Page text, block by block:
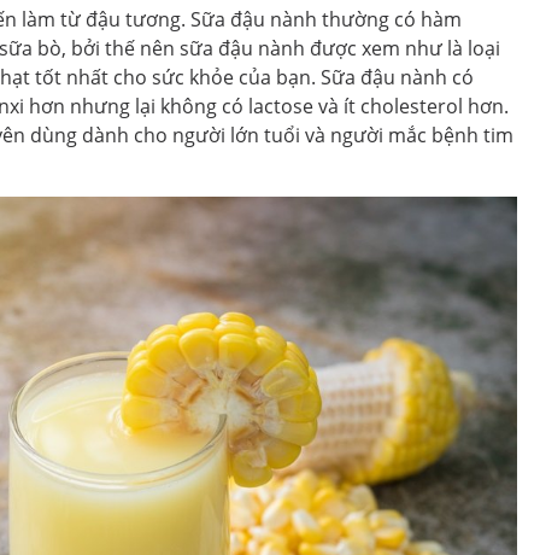
làm từ đậu tương. Sữa đậu nành thường có hàm
bò, bởi thế nên sữa đậu nành được xem như là loại
tốt nhất cho sức khỏe của bạn. Sữa đậu nành có
hơn nhưng lại không có lactose và ít cholesterol hơn.
dùng dành cho người lớn tuổi và người mắc bệnh tim